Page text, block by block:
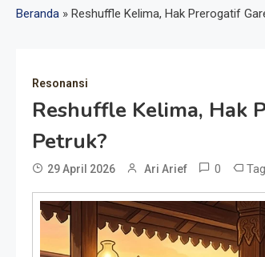
Beranda » Reshuffle Kelima, Hak Prerogatif
Resonansi
Reshuffle Kelima, Hak
Petruk?
29 April 2026 Ari Arief 0